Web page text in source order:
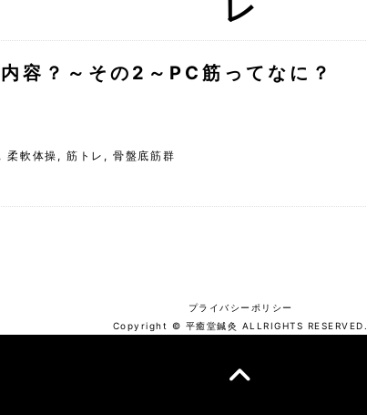
容？～その2～PC筋ってなに？
,柔軟体操 , 筋トレ , 骨盤底筋群
プライバシーポリシー
Copyright © 平癒堂鍼灸 ALLRIGHTS RESERVED.